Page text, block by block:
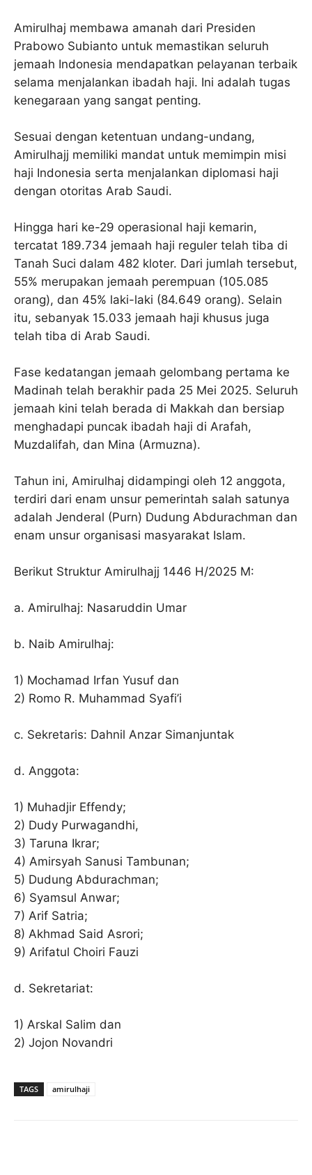
Amirulhaj membawa amanah dari Presiden
Prabowo Subianto untuk memastikan seluruh
jemaah Indonesia mendapatkan pelayanan terbaik
selama menjalankan ibadah haji. Ini adalah tugas
kenegaraan yang sangat penting.
Sesuai dengan ketentuan undang-undang,
Amirulhajj memiliki mandat untuk memimpin misi
haji Indonesia serta menjalankan diplomasi haji
dengan otoritas Arab Saudi.
Hingga hari ke-29 operasional haji kemarin,
tercatat 189.734 jemaah haji reguler telah tiba di
Tanah Suci dalam 482 kloter. Dari jumlah tersebut,
55% merupakan jemaah perempuan (105.085
orang), dan 45% laki-laki (84.649 orang). Selain
itu, sebanyak 15.033 jemaah haji khusus juga
telah tiba di Arab Saudi.
Fase kedatangan jemaah gelombang pertama ke
Madinah telah berakhir pada 25 Mei 2025. Seluruh
jemaah kini telah berada di Makkah dan bersiap
menghadapi puncak ibadah haji di Arafah,
Muzdalifah, dan Mina (Armuzna).
Tahun ini, Amirulhaj didampingi oleh 12 anggota,
terdiri dari enam unsur pemerintah salah satunya
adalah Jenderal (Purn) Dudung Abdurachman dan
enam unsur organisasi masyarakat Islam.
Berikut Struktur Amirulhajj 1446 H/2025 M:
a. Amirulhaj: Nasaruddin Umar
b. Naib Amirulhaj:
1) Mochamad Irfan Yusuf dan
2) Romo R. Muhammad Syafi’i
c. Sekretaris: Dahnil Anzar Simanjuntak
d. Anggota:
1) Muhadjir Effendy;
2) Dudy Purwagandhi,
3) Taruna Ikrar;
4) Amirsyah Sanusi Tambunan;
5) Dudung Abdurachman;
6) Syamsul Anwar;
7) Arif Satria;
8) Akhmad Said Asrori;
9) Arifatul Choiri Fauzi
d. Sekretariat:
1) Arskal Salim dan
2) Jojon Novandri
TAGS amirulhaji